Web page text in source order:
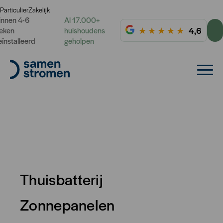
ParticulierZakelijk
4-6
Al 17.000+
huishoudens
geholpen
★ ★ ★ ★ ★ 4,6
Thuisbatterij
Zonnepanelen
Informatieavond